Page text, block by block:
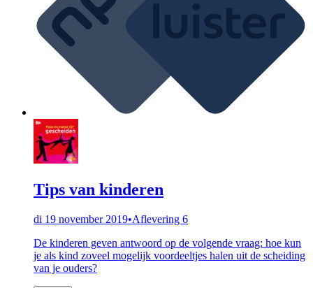
Tips van kinderen
di 19 november 2019•Aflevering 6
De kinderen geven antwoord op de volgende vraag: hoe kun
je als kind zoveel mogelijk voordeeltjes halen uit de scheiding
van je ouders?